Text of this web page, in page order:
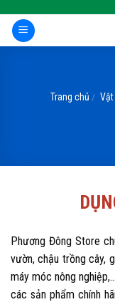
content
Trang chủ /
Phương Đông Store
vườn, chậu trồng cây,
máy móc nông
các sản phẩm chính